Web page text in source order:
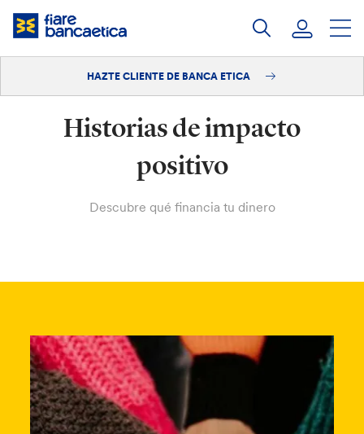
Saltar
Hazte cliente
HAZTE CLIENTE DE BANCA ETICA
Historias de impacto
positivo
Descubre qué financia tu dinero